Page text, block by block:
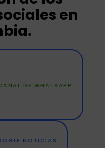
en
DE WHATSAPP
NOTICIAS